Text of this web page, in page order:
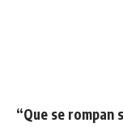
“Que se rompan